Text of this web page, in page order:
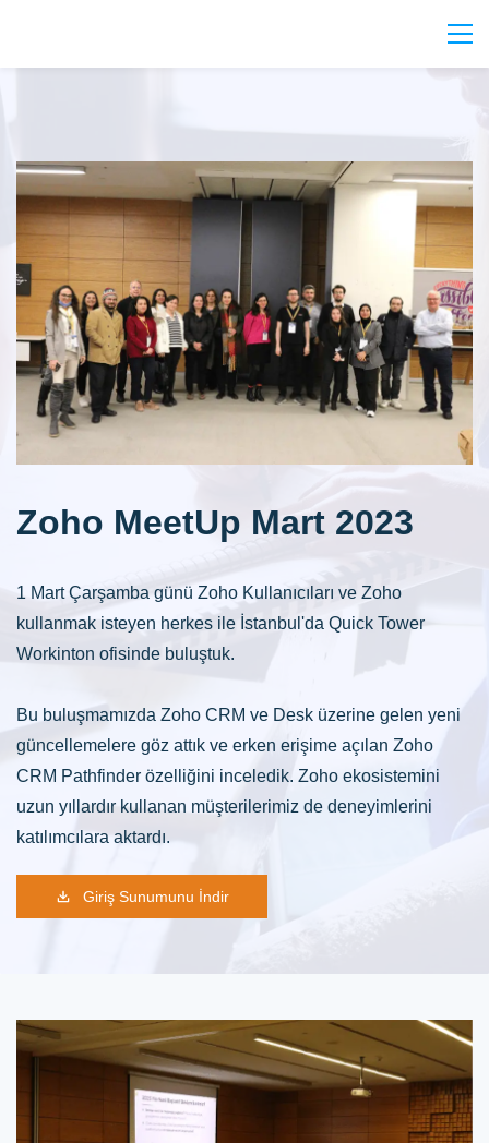
Zoho MeetUp Mart 2023
1 Mart Çarşamba günü Zoho Kullanıcıları ve Zoho
kullanmak isteyen herkes ile İstanbul'da Quick Tower
Workinton ofisinde buluştuk.
Bu buluşmamızda Zoho CRM ve Desk üzerine gelen yeni
güncellemelere göz attık ve erken erişime açılan Zoho
CRM Pathfinder özelliğini inceledik. Zoho ekosistemini
uzun yıllardır kullanan müşterilerimiz de deneyimlerini
katılımcılara aktardı.
Giriş Sunumunu İndir